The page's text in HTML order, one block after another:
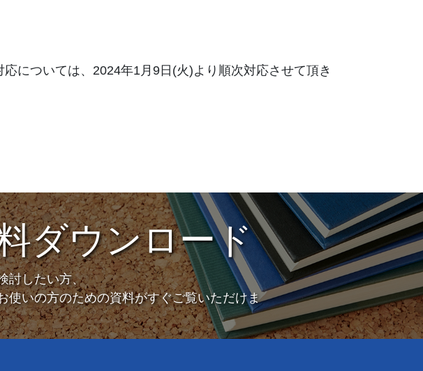
については、2024年1月9日(火)より順次対応させて頂き
ダウンロード
討したい方、
使いの方のための資料がすぐご覧いただけま